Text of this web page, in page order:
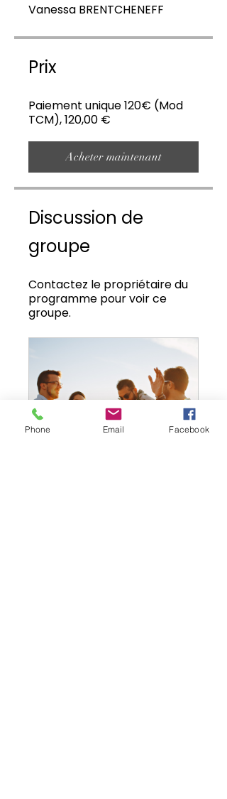
Vanessa BRENTCHENEFF
Prix
Paiement unique 120€ (Mod
TCM), 120,00 €
Acheter maintenant
Discussion de
groupe
Contactez le propriétaire du
programme pour voir ce
groupe.
Phone Email Facebook